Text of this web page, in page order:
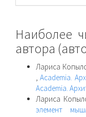
Наиболее
автора
Лариса
,Academia.
Academia.
Лариса
элемент